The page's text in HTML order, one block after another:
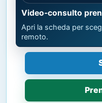
Video-consulto
Apri la scheda per
remoto.